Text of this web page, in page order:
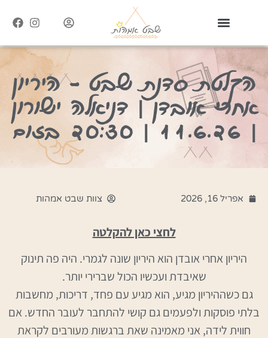
הקלטת סדנת שבט – היריון
אחרי אובדן | דניאלה ישורון
| 11.6.26 | 20:30 בזום
אפריל 16, 2026 צוות שבט אמהות
לחצי כאן להקלטה
היריון אחרי אובדן הוא היריון שונה לגמרי. היה פה תינוק
שאיבדת ועכשיו הכול שברירי יותר.
גם כשההיריון מגיע, הוא מגיע עם פחד, דריכות, מחשבות
בלתי פוסקות ולפעמים גם קושי להתחבר לעובר החדש. אם
חווית לידה, אני מאמינה שאת ברגשות מעורבים לקראת